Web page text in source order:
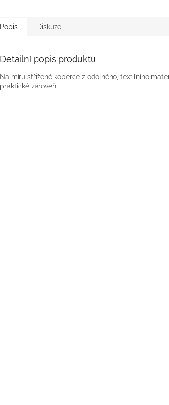
Popis Diskuze
Detailní popis produktu
Na míru střižené koberce z odolného, textilního
praktické zároveň.